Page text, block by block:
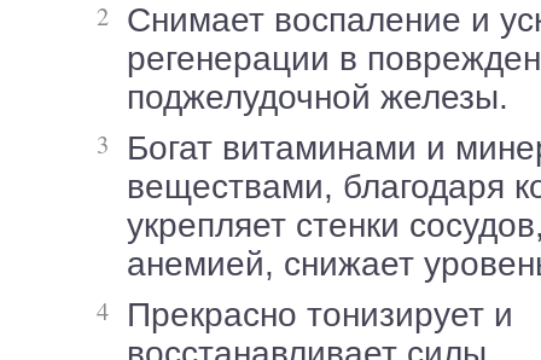
Снимает воспаление и ускоряет процесс
регенерации в
поджелудочной железы.
Богат витаминами и минеральными
веществами, благодаря
укрепляет стенки
анемией, снижает
Прекрасно тонизирует и